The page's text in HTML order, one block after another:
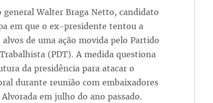
general Walter Braga Netto, candidato
em que o ex-presidente tentou a
alvos de uma ação movida pelo Partido
(PDT). A medida questiona
da presidência para atacar o
durante reunião com embaixadores
em julho do ano passado.